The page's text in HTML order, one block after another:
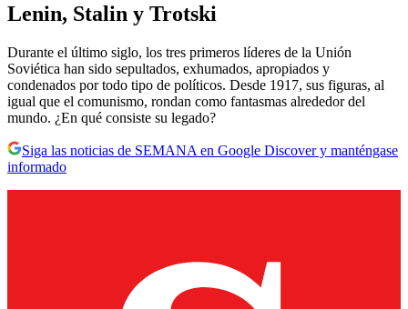
Lenin, Stalin y Trotski
Durante el último siglo, los tres primeros líderes de la Unión
Soviética han sido sepultados, exhumados, apropiados y
condenados por todo tipo de políticos. Desde 1917, sus figuras, al
igual que el comunismo, rondan como fantasmas alrededor del
mundo. ¿En qué consiste su legado?
Siga las noticias de SEMANA en Google Discover y manténgase
informado